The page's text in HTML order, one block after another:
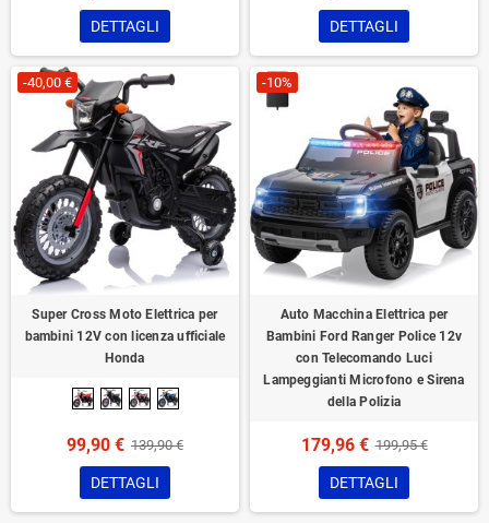
DETTAGLI DETTAGLI
-40,00 €
Super Cross Moto Elettrica per
bambini 12V con licenza ufficiale
Honda
99,90 € 139,90 €
DETTAGLI
-10%
Auto Macchina Elettrica per
Bambini Ford Ranger Police 12v
con Telecomando Luci
Lampeggianti Microfono e Sirena
della Polizia
179,96 € 199,95 €
DETTAGLI